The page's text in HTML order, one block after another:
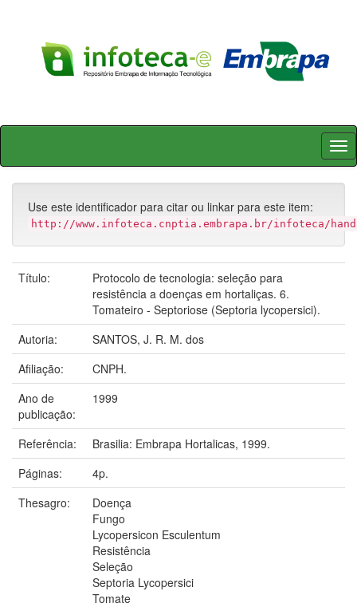
Skip
Use este identificador para citar ou linkar para este item:
http://www.infoteca.cnptia.embrapa.br/infoteca/
Título:
Protocolo de tecnologia: seleção para
resistência a doenças em hortaliças. 6.
Tomateiro - Septoriose (Septoria lycopersici).
Autoria:
SANTOS, J. R. M. dos
Afiliação:
CNPH.
Ano de
publicação:
1999
Referência:
Brasilia: Embrapa Hortalicas, 1999.
Páginas:
4p.
Thesagro:
Doença
Fungo
Lycopersicon Esculentum
Resistência
Seleção
Septoria Lycopersici
Tomate